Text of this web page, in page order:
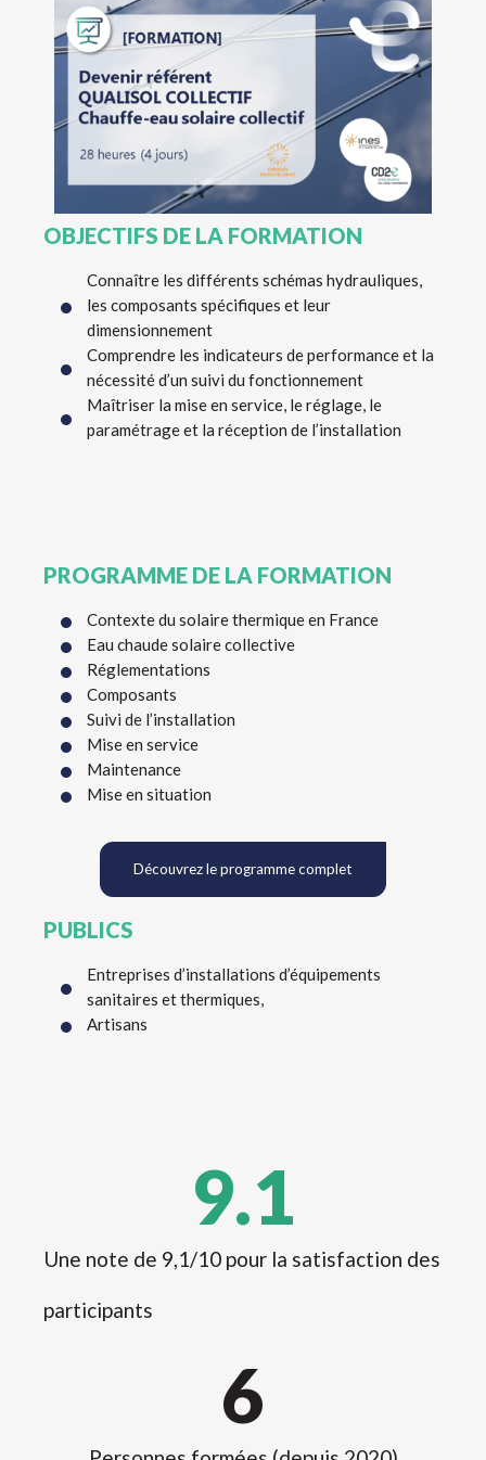
OBJECTIFS DE LA FORMATION
Connaître les différents schémas hydrauliques,
les composants spécifiques et leur
dimensionnement
Comprendre les indicateurs de performance et la
nécessité d’un suivi du fonctionnement
Maîtriser la mise en service, le réglage, le
paramétrage et la réception de l’installation
PROGRAMME DE LA FORMATION
Contexte du solaire thermique en France
Eau chaude solaire collective
Réglementations
Composants
Suivi de l’installation
Mise en service
Maintenance
Mise en situation
Découvrez le programme complet
PUBLICS
Entreprises d’installations d’équipements
sanitaires et thermiques,
Artisans
Une note de 9,1/10 pour la satisfaction des
participants
9.1
6